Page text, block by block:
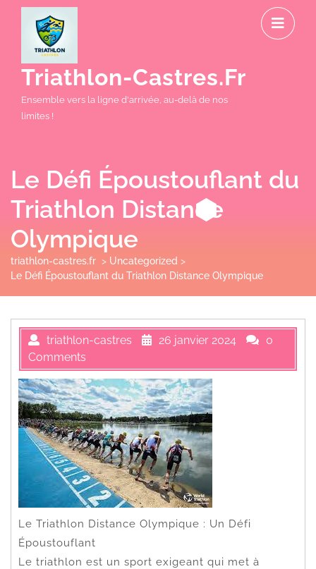
Triathlon-Castres.fr
Ensemble vers la ligne d'arrivée, au-delà de nos
limites !
Le Défi Époustouflant du
Triathlon Distance
Olympique
triathlon-castres.fr > Uncategorized >
Le Défi Époustouflant du Triathlon Distance Olympique
triathlon-castres 26 janvier 2024
0
Comments
Le Triathlon Distance Olympique : Un Défi
Époustouflant
Le triathlon est un sport exigeant qui met à